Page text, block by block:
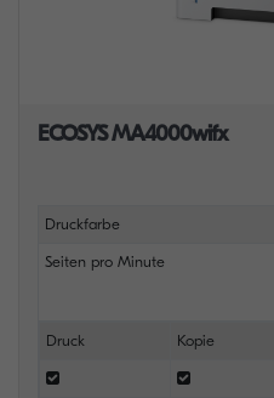
ECOSYS MA4000wifx
Druckfarbe
Seiten pro Minute
Druck Kopie